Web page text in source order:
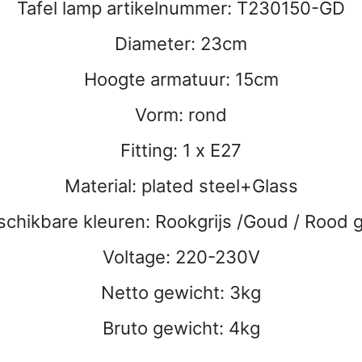
Tafel lamp artikelnummer: T230150-GD
Diameter: 23cm
Hoogte armatuur: 15cm
Vorm: rond
Fitting: 1 x E27
Material: plated steel+Glass
kleuren: Rookgrijs /Goud / Rood
Voltage: 220-230V
Netto gewicht: 3kg
Bruto gewicht: 4kg